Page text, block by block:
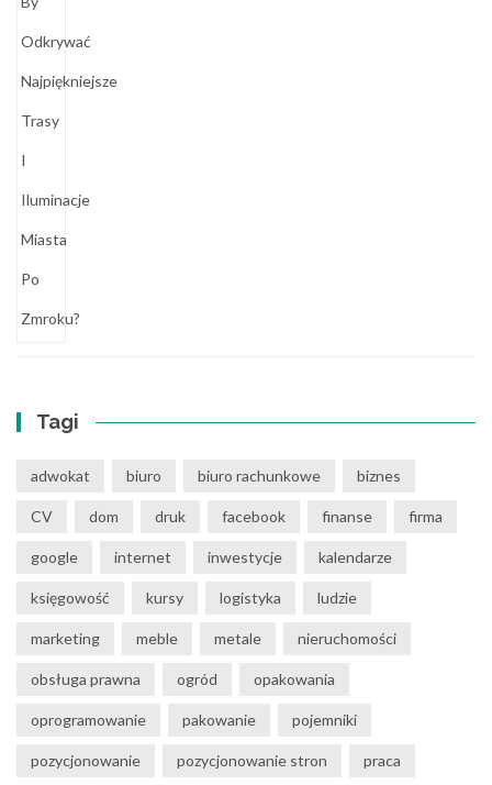
Tagi
adwokat biuro biuro rachunkowe biznes
CV dom druk facebook finanse firma
google internet inwestycje kalendarze
księgowość kursy logistyka ludzie
marketing meble metale nieruchomości
obsługa prawna ogród opakowania
oprogramowanie pakowanie pojemniki
pozycjonowanie pozycjonowanie stron praca